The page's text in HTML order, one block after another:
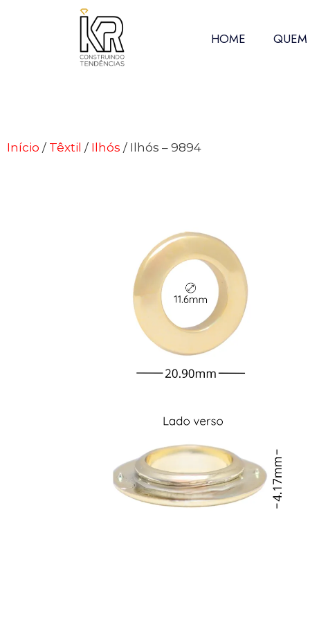
HOME
Início / Têxtil / Ilhós / Ilhós – 9894